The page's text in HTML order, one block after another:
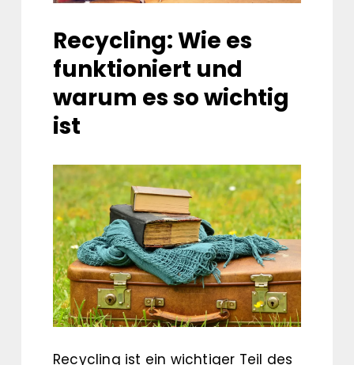
Recycling: Wie es
funktioniert und
warum es so wichtig
ist
Recycling ist ein wichtiger Teil des